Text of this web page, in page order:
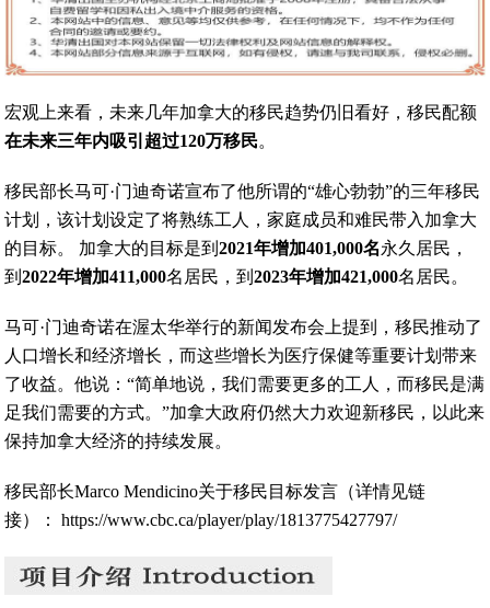
宏观上来看，未来几年加拿大的移民趋势仍旧看好，移民配额
在未来三年内吸引超过120万移民。
移民部长马可·门迪奇诺宣布了他所谓的“雄心勃勃”的三年移民
计划，该计划设定了将熟练工人，家庭成员和难民带入加拿大
的目标。 加拿大的目标是到2021年增加401,000名永久居民，
到2022年增加411,000名居民，到2023年增加421,000名居民。
马可·门迪奇诺在渥太华举行的新闻发布会上提到，移民推动了
人口增长和经济增长，而这些增长为医疗保健等重要计划带来
了收益。他说：“简单地说，我们需要更多的工人，而移民是满
足我们需要的方式。”加拿大政府仍然大力欢迎新移民，以此来
保持加拿大经济的持续发展。
移民部长Marco Mendicino关于移民目标发言（详情见链
接）： https://www.cbc.ca/player/play/1813775427797/